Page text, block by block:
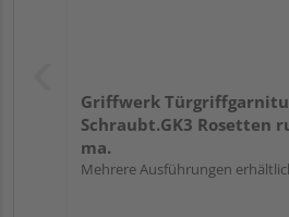
Griffwerk Türgriffgarnitur
Schraubt.GK3 Rosetten
ma.
Mehrere Ausführungen